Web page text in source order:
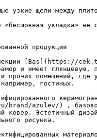
узкие щели между
«бесшовная укладка» не
продукции
[Bas](https://
и имеет глянцевую,
прочих помещений, где
гостиных.
azulev/) , базовое
ковер. Эстетичный
рисунка.